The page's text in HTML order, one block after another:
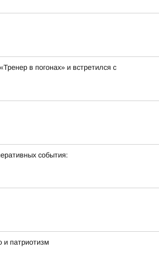
в погонах» и встретился с
события:
и патриотизм